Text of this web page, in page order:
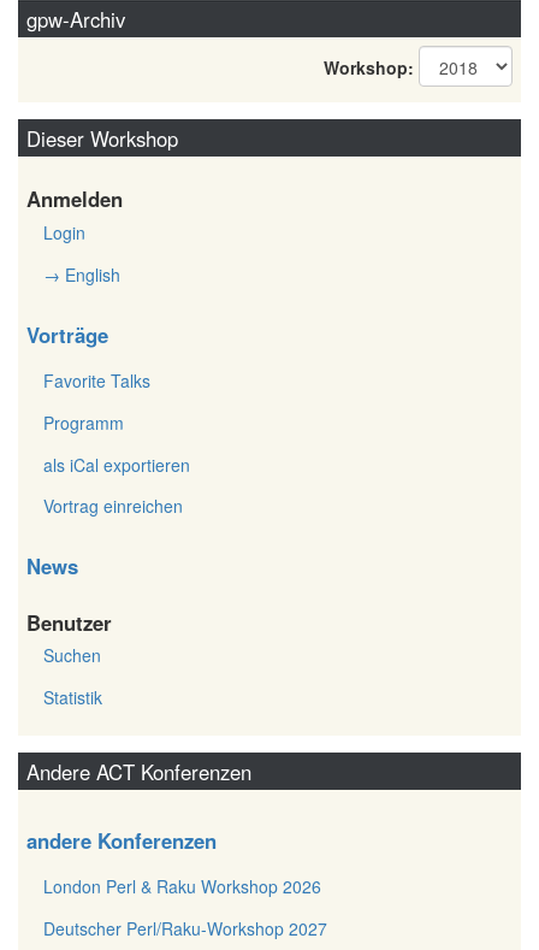
gpw-Archiv
Workshop:
Dieser Workshop
Anmelden
Login
→ English
Vorträge
Favorite Talks
Programm
als iCal exportieren
Vortrag einreichen
News
Benutzer
Suchen
Statistik
Andere ACT Konferenzen
andere Konferenzen
London Perl & Raku Workshop 2026
Deutscher Perl/Raku-Workshop 2027